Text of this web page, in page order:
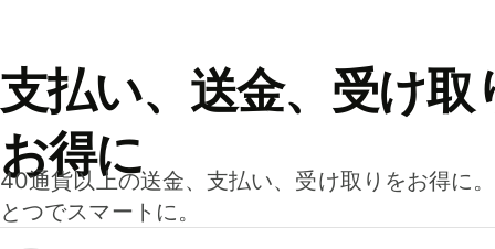
支払い、送金、受け取
お得に
40通貨以上の送金、支払い、受け取りをお得に
とつでスマートに。